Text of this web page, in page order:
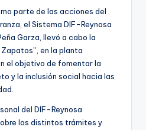
parte de las acciones del
el Sistema DIF-Reynosa
Garza, llevó a cabo la
en la planta
el objetivo de fomentar la
y la inclusión social hacia las
del DIF-Reynosa
los distintos trámites y